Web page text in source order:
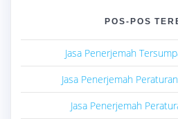
POS-POS
Jasa Penerjemah
Jasa Penerjemah
Jasa Penerjemah